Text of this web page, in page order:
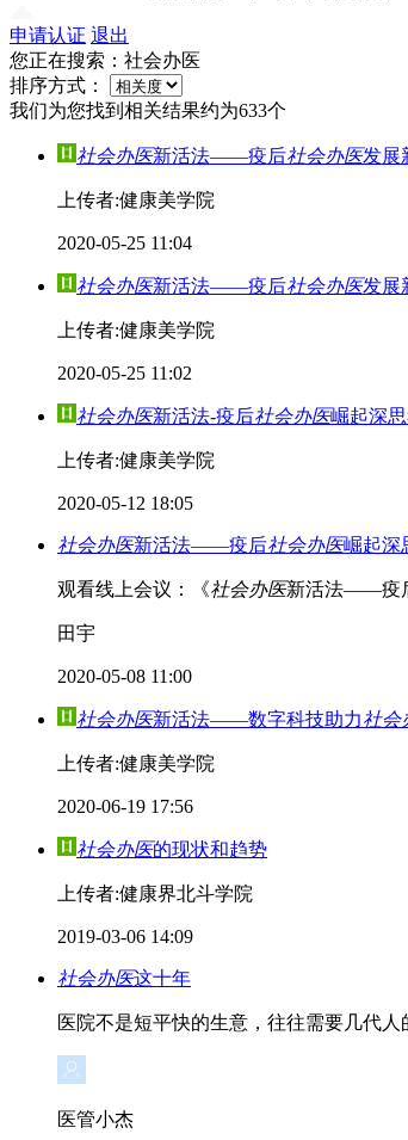
申请认证 退出
您正在搜索： 社会办医
排序方式：
我们为您找到相关结果约为633个
社会办医新活法——疫后社会办医发展
上传者:健康美学院
2020-05-25 11:04
社会办医新活法——疫后社会办医发展
上传者:健康美学院
2020-05-25 11:02
社会办医新活法-疫后社会办医崛起深
上传者:健康美学院
2020-05-12 18:05
社会办医新活法——疫后社会办医崛起深
观看线上会议：《社会办医新活法——疫
田宇
2020-05-08 11:00
社会办医新活法——数字科技助力社会
上传者:健康美学院
2020-06-19 17:56
社会办医的现状和趋势
上传者:健康界北斗学院
2019-03-06 14:09
社会办医这十年
医院不是短平快的生意，往往需要几代
医管小杰